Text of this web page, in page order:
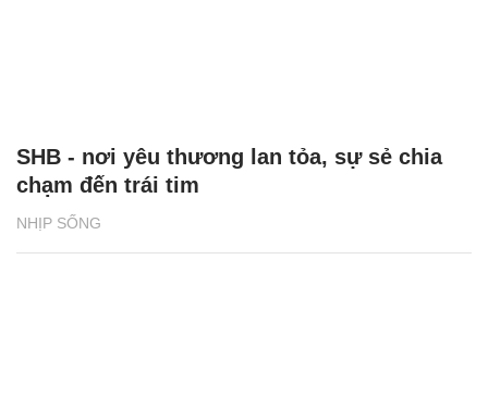
NHỊP SỐNG
SHB - nơi yêu thương lan tỏa, sự sẻ chia
chạm đến trái tim